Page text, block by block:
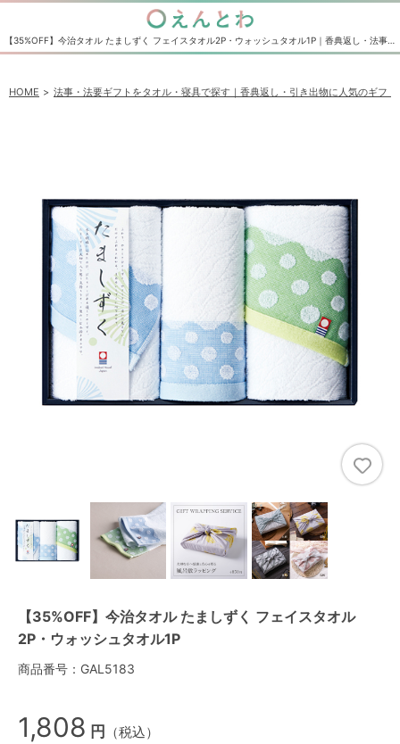
HOME 法事・法要ギフトをタオル・寝具で探す｜香典返し・引き出物に人気のギフト
【35%OFF】今治タオル たましずく フェイスタオル
2P・ウォッシュタオル1P
商品番号：GAL5183
1,808 円 （税込）